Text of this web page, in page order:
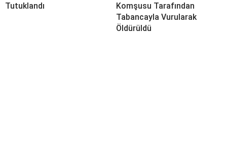
Tutuklandı
Komşusu Tarafından
Tabancayla Vurularak
Öldürüldü